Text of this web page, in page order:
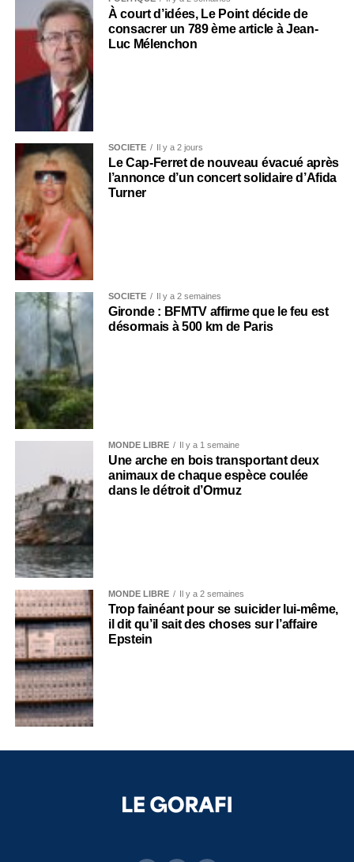
À court d’idées, Le Point décide de
consacrer un 789 ème article à Jean-
Luc Mélenchon
SOCIÉTÉ Il y a 2 jours
Le Cap-Ferret de nouveau évacué après
l’annonce d’un concert solidaire d’Afida
Turner
SOCIÉTÉ Il y a 2 semaines
Gironde : BFMTV affirme que le feu est
désormais à 500 km de Paris
MONDE LIBRE Il y a 1 semaine
Une arche en bois transportant deux
animaux de chaque espèce coulée
dans le détroit d’Ormuz
MONDE LIBRE Il y a 2 semaines
Trop fainéant pour se suicider lui-même,
il dit qu’il sait des choses sur l’affaire
Epstein